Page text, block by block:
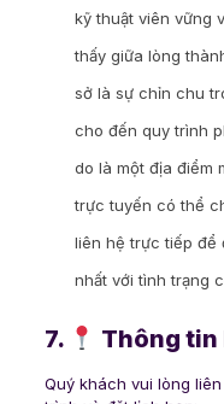
kỹ thuật viên vững
thấy giữa lòng
sở là sự chỉn chu
cho đến quy trình
do là một địa điểm
trực tuyến có thể
liên hệ trực tiếp để
nhất với tình trạng
7. Thông tin
Quý khách vui lòng